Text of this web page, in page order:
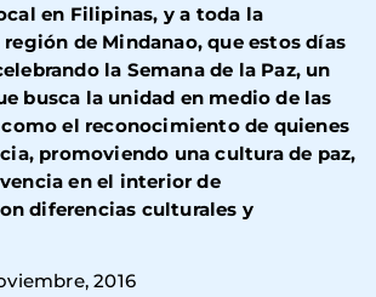
en Filipinas, y a toda la
de Mindanao, que estos días
la Semana de la Paz, un
busca la unidad en medio de las
el reconocimiento de quienes
promoviendo una cultura de paz,
en el interior de
diferencias culturales y
2016